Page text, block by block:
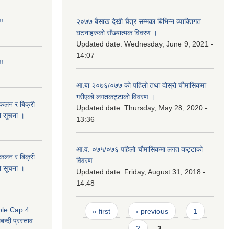
र बिक्री
सूचना ।
र बिक्री
सूचना ।
Cap 4
प्रस्ताव
२०७७ बैसाख देखी चैत्र सम्मका बिभिन्न व्याक्तिगत
घटनाहरुको सँख्यात्मक विवरण ।
Updated date: Wednesday, June 9, 2021 -
14:07
आ.बा २०७६/०७७ को पहिलो तथा दोस्रो चौमासिकमा
गरीएको लगतकट्टाको विवरण ।
Updated date: Thursday, May 28, 2020 -
13:36
आ.व. ०७५/०७६ पहिलो चौमासिकमा लगत कट्टाको
विवरण
Updated date: Friday, August 31, 2018 -
14:48
Pages
« first ‹ previous 1